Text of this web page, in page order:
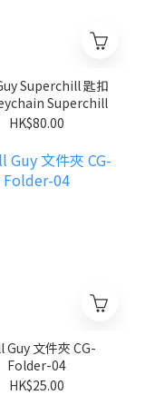
Superchill 匙扣
Superchill
HK$80.00
Guy 文件夾 CG-
Folder-04
HK$25.00